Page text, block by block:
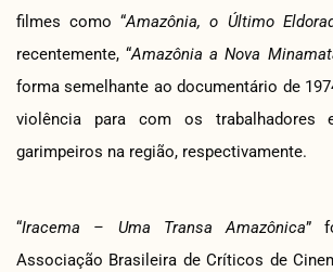
filmes como “Amazônia, o Último
recentemente, “Amazônia a Nova
forma semelhante ao documentário de
violência para com os trabalhadores
garimpeiros na região, respectivamente.
“Iracema – Uma Transa Amazônica”
Associação Brasileira de Críticos de